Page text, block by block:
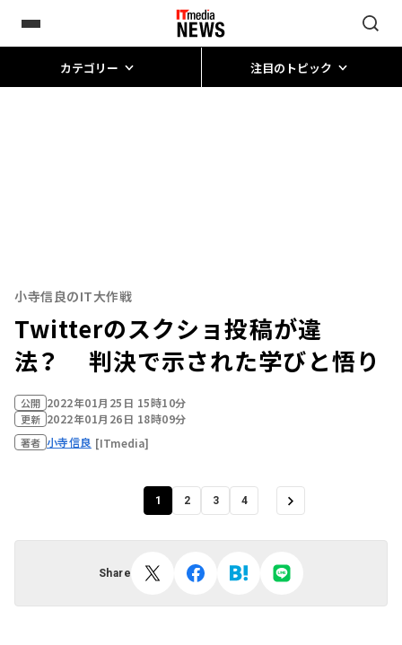
カテゴリー 注目のトピック
小寺信良のIT大作戦
Twitterのスクショ投稿が違
法？ 判決で示された学びと悟り
公開 2022年01月25日 15時10分
更新 2022年01月26日 18時09分
著者 小寺信良 [ITmedia]
1 2 3 4
Share